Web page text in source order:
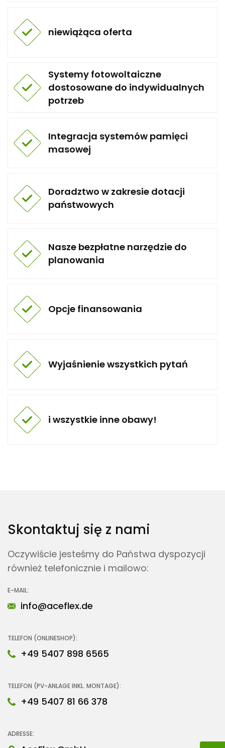
niewiążąca oferta
Systemy fotowoltaiczne
dostosowane do indywidualnych
potrzeb
Integracja systemów pamięci
masowej
Doradztwo w zakresie dotacji
państwowych
Nasze bezpłatne narzędzie do
planowania
Opcje finansowania
Wyjaśnienie wszystkich pytań
i wszystkie inne obawy!
Skontaktuj się z nami
Oczywiście jesteśmy do Państwa dyspozycji
również telefonicznie i mailowo:
E-MAIL:
info@aceflex.de
TELEFON (ONLINESHOP):
+49 5407 898 6565
TELEFON (PV-ANLAGE INKL. MONTAGE):
+49 5407 81 66 378
ADRESSE: